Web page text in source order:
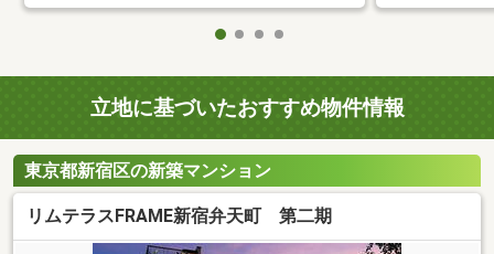
立地に基づいたおすすめ物件情報
東京都新宿区の新築マンション
リムテラスFRAME新宿弁天町 第二期